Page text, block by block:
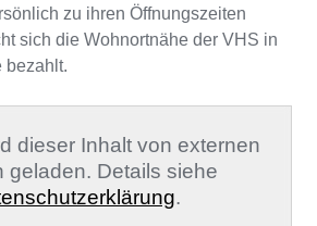
zu ihren Öffnungszeiten
sich die Wohnortnähe der VHS in
bezahlt.
dieser Inhalt von externen
geladen. Details siehe
.